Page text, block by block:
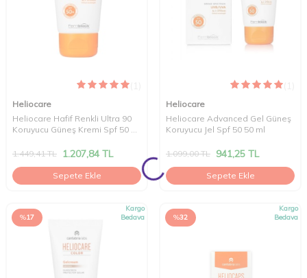
Heliocare
Heliocare Hafif Renkli Ultra 90
Koruyucu Güneş Kremi Spf 50 50
1.449,41TL 1.207,84 TL
Sepete Ekle
Heliocare
Heliocare Advanced Gel Güneş
Koruyucu Jel Spf 50 50 ml
1.099,00TL 941,25 TL
Sepete Ekle
%17
Kargo
Bedava
%32
Kargo
Bedava